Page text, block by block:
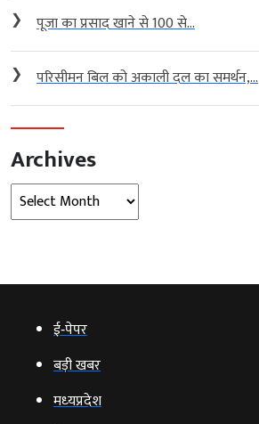
❯ पूजा का प्रसाद खाने से 100 से...
❯ परिसीमन बिल को अकाली दल का समर्थन,...
Archives
Archives
ई‑पेपर
बड़ी खबर
मध्‍यप्रदेश